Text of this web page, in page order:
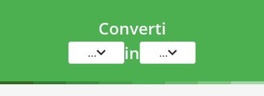
Converti
... in ...